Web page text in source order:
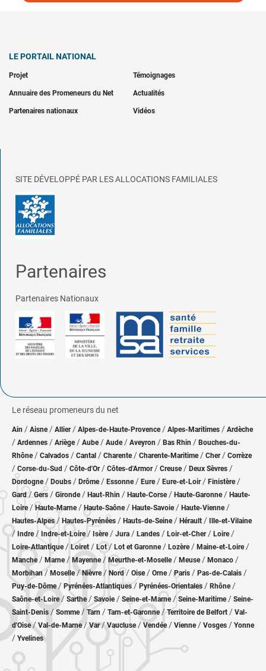
LE PORTAIL NATIONAL
Projet Témoignages
Annuaire des Promeneurs du Net Actualités
Partenaires nationaux Vidéos
SITE DÉVELOPPÉ PAR LES ALLOCATIONS FAMILIALES
Partenaires
Partenaires Nationaux
Le réseau promeneurs du net
Ain / Aisne/ Allier/ Alpes-de-Haute-Provence / Alpes-Maritimes / Ardèche
/ Ardennes / Ariège/ Aube/ Aude / Aveyron / Bas Rhin / Bouches-du-
Rhône/ Calvados / Cantal / Charente / Charente-Maritime/ Cher / Corrèze
/ Corse-du-Sud / Côte-d'Or / Côtes-d'Armor/ Creuse/ Deux Sèvres /
Dordogne/ Doubs / Drôme/ Essonne / Eure/ Eure-et-Loir / Finistère/
Gard/Gers / Gironde/ Haut-Rhin / Haute-Corse/ Haute-Garonne/ Haute-
Loire/Haute-Marne/ Haute-Saône/ Haute-Savoie/ Haute-Vienne/
Hautes-Alpes/ Hautes-Pyrénées / Hauts-de-Seine/ Hérault / Ille-et-Vilaine
/ Indre/ Indre-et-Loire/ Isère/ Jura / Landes / Loir-et-Cher/ Loire/
Loire-Atlantique/ Loiret / Lot/ Lot et Garonne/ Lozère / Maine-et-Loire/
Manche/ Marne/ Mayenne/ Meurthe-et-Moselle/ Meuse/ Monaco /
Morbihan/ Moselle/ Nièvre / Nord/ Oise / Orne/Paris / Pas-de-Calais /
Puy-de-Dôme/ Pyrénées-Atlantiques / Pyrénées-Orientales / Rhône/
Saône-et-Loire/ Sarthe/ Savoie/ Seine-et-Marne/ Seine-Maritime/ Seine-
Saint-Denis /Somme/ Tarn / Tarn-et-Garonne/Territoire de Belfort / Val-
d'Oise/ Val-de-Marne/Var/Vaucluse/ Vendée/ Vienne/ Vosges / Yonne
/ Yvelines